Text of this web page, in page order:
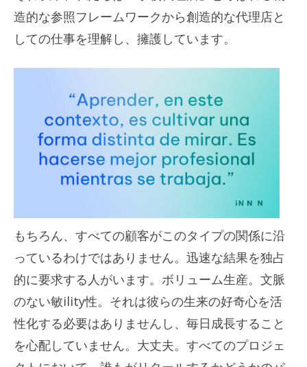
造的な参照フレームワークから創造的な代理店と
しての仕事を理解し、擁護しています。
もちろん、すべての顧客がこのタイプの関係に沿
っているわけではありません。迅速な結果を独占
的に要求する人がいます。ボリューム生産。文脈
のない敏ility性。それは彼らの生来の好奇心を活
性化する必要はありませんし、毎日成長すること
を心配していません。大丈夫。すべてのプロジェ